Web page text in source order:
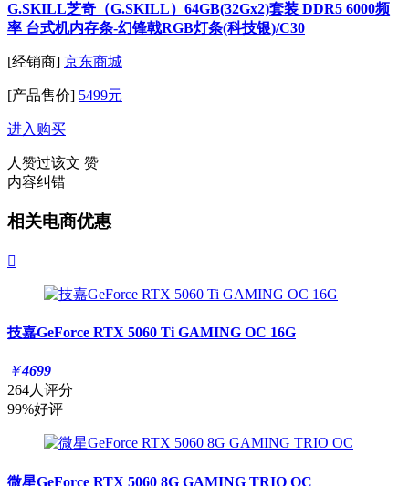
G.SKILL芝奇（G.SKILL）64GB(32Gx2)套装 DDR5 6000频
率 台式机内存条-幻锋戟RGB灯条(科技银)/C30
[经销商] 京东商城
[产品售价] 5499元
进入购买
人赞过该文 赞
内容纠错
相关电商优惠

技嘉GeForce RTX 5060 Ti GAMING OC 16G
￥4699
264人评分
99%好评
微星GeForce RTX 5060 8G GAMING TRIO OC